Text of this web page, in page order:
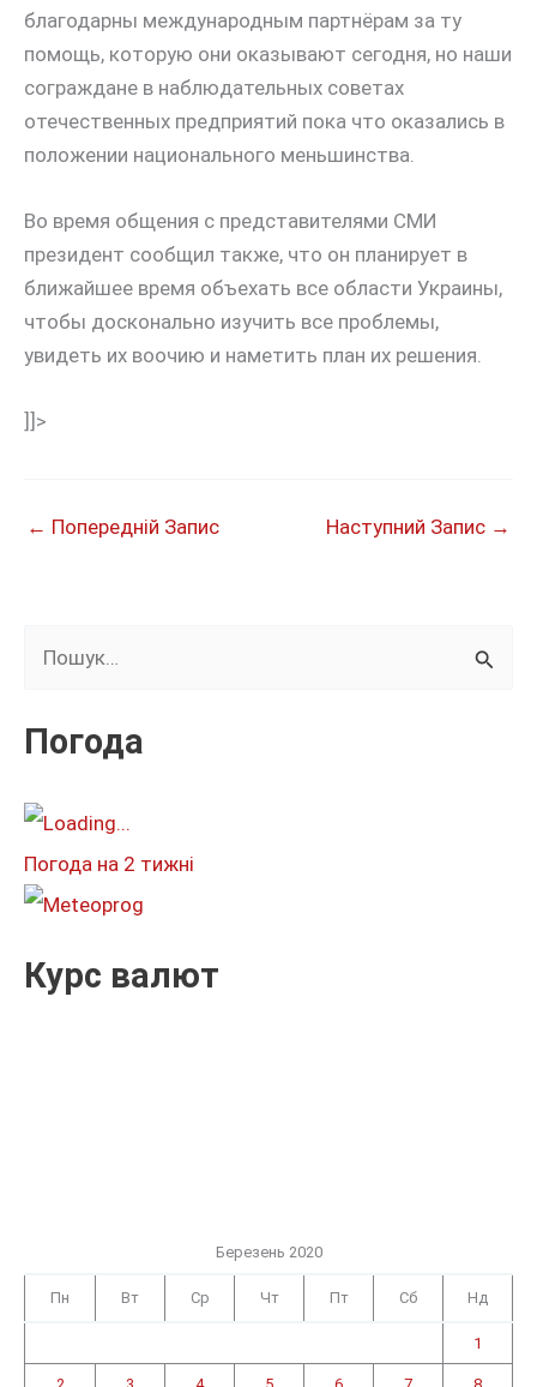
благодарны международным партнёрам за ту
помощь, которую они оказывают сегодня, но наши
сограждане в наблюдательных советах
отечественных предприятий пока что оказались в
положении национального меньшинства.
Во время общения с представителями СМИ
президент сообщил также, что он планирует в
ближайшее время объехать все области Украины,
чтобы досконально изучить все проблемы,
увидеть их воочию и наметить план их решения.
]]>
← Попередній Запис Наступний Запис →
к
т
:
Погода
Погода на 2 тижні
Курс валют
Березень 2020
Пн Вт Ср Чт Пт Сб Нд
1